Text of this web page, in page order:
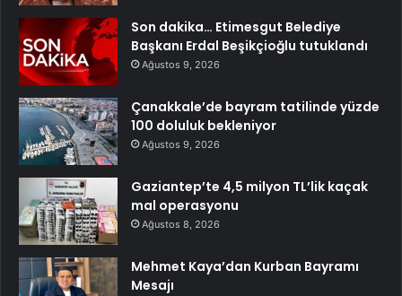
Son dakika… Etimesgut Belediye
Başkanı Erdal Beşikçioğlu tutuklandı
Ağustos 9, 2026
Çanakkale’de bayram tatilinde yüzde
100 doluluk bekleniyor
Ağustos 9, 2026
Gaziantep’te 4,5 milyon TL’lik kaçak
mal operasyonu
Ağustos 8, 2026
Mehmet Kaya’dan Kurban Bayramı
Mesajı